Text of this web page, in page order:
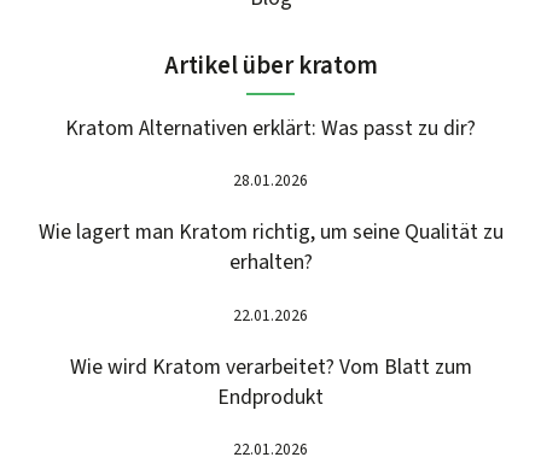
Artikel über kratom
Kratom Alternativen erklärt: Was passt zu dir?
28.01.2026
Wie lagert man Kratom richtig, um seine Qualität zu
erhalten?
22.01.2026
Wie wird Kratom verarbeitet? Vom Blatt zum
Endprodukt
22.01.2026